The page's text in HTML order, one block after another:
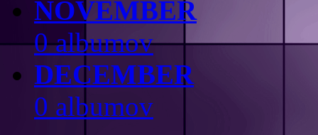
NOVEMBER
0 albumov
DECEMBER
0 albumov